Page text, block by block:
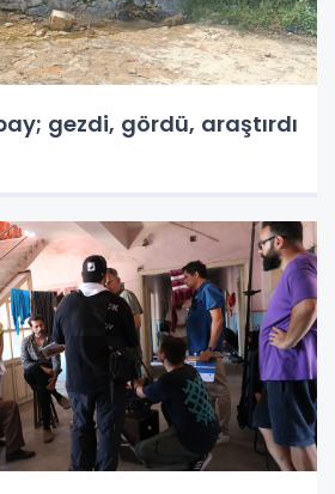
gezdi, gördü, araştırdı